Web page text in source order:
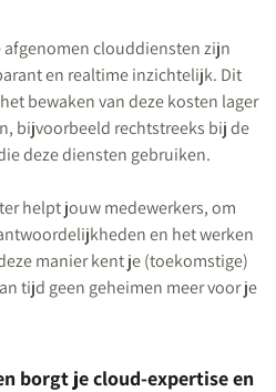
clouddiensten zijn
en realtime inzichtelijk. Dit
bewaken van deze kosten lager
bijvoorbeeld rechtstreeks bij de
deze diensten gebruiken.
helpt jouw medewerkers, om
en het werken
manier kent je (toekomstige)
tijd geen geheimen meer voor je
borgt je cloud-expertise en